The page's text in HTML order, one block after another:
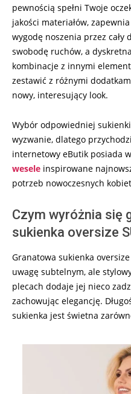
pewnością spełni Twoje
jakości materiałów,
wygodę noszenia przez cały
swobodę ruchów, a
kombinacje z innymi
zestawić z różnymi
nowy, interesujący look.
Wybór odpowiedniej
wyzwanie, dlatego
internetowy eButik posiada
wesele inspirowane
potrzeb nowoczesnych
Czym wyróżnia się
sukienka oversize
Granatowa sukienka oversize
uwagę subtelnym, ale
plecach dodaje jej nieco
zachowując elegancję.
sukienka jest świetna